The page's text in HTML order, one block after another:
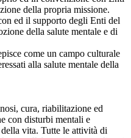
della propria missione.
ed il supporto degli Enti del
della salute mentale e di
come un campo culturale
alla salute mentale della
cura, riabilitazione ed
con disturbi mentali e
vita. Tutte le attività di